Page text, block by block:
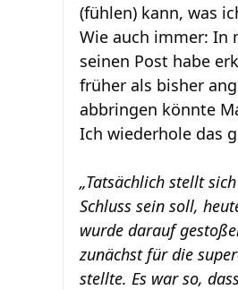
(fühlen) kann, was
Wie auch immer: In
seinen Post habe
früher als bisher
abbringen könnte
Ich wiederhole das
„Tatsächlich stellt
Schluss sein soll,
wurde darauf
zunächst für die
stellte. Es war so,